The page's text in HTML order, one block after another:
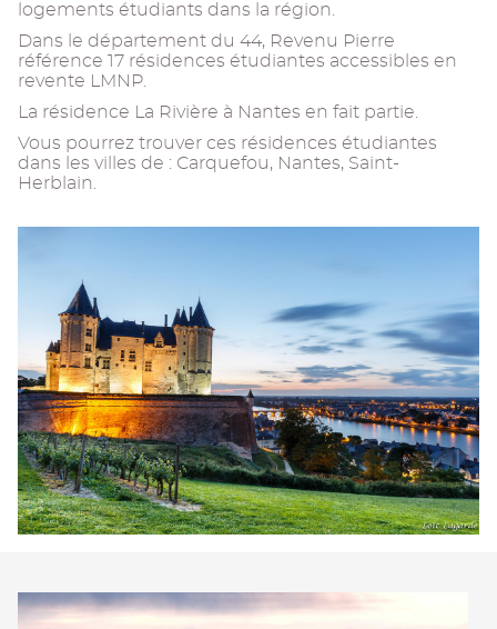
logements étudiants dans la région.
Dans le département du 44, Revenu Pierre
référence 17 résidences étudiantes accessibles en
revente LMNP.
La résidence La Rivière à Nantes en fait partie.
Vous pourrez trouver ces résidences étudiantes
dans les villes de : Carquefou, Nantes, Saint-
Herblain.